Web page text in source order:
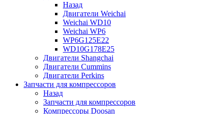
Назад
Двигатели Weichai
Weichai WD10
Weichai WP6
WP6G125E22
WD10G178E25
Двигатели Shangchai
Двигатели Cummins
Двигатели Perkins
Запчасти для компрессоров
Назад
Запчасти для компрессоров
Компрессоры Doosan